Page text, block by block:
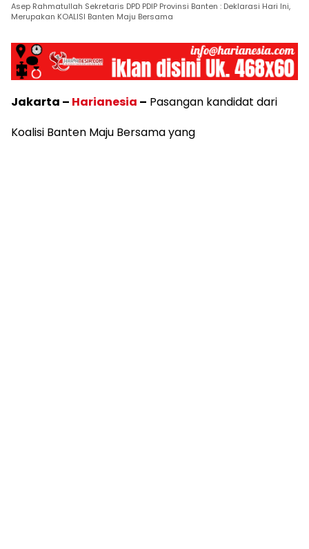
Asep Rahmatullah Sekretaris DPD PDIP Provinsi Banten : Deklarasi Hari Ini,
Merupakan KOALISI Banten Maju Bersama
Jakarta – Harianesia – Pasangan kandidat dari
Koalisi Banten Maju Bersama yang